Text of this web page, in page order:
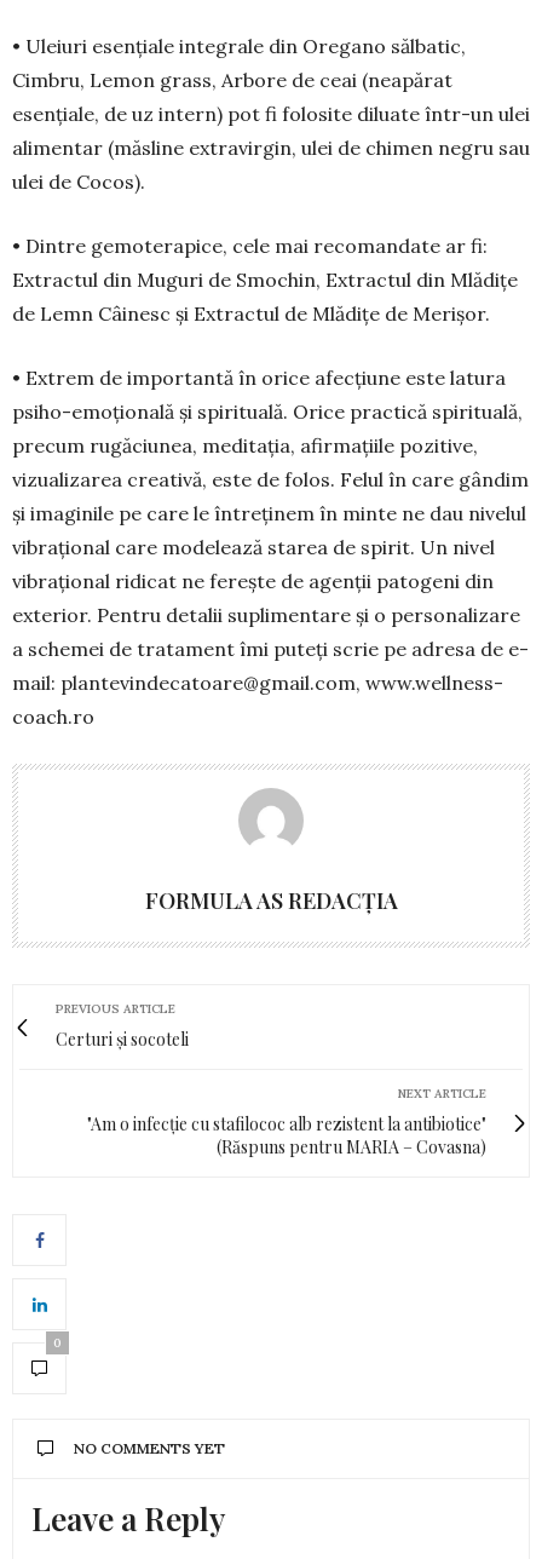
• Uleiuri esențiale integrale din Oregano săl­batic,
Cimbru, Lemon grass, Arbore de ceai (ne­a­părat
esențiale, de uz intern) pot fi folosite diluate într-un ulei
alimentar (măsline extravirgin, ulei de chimen negru sau
ulei de Cocos).
• Dintre gemoterapice, cele mai recomandate ar fi:
Extractul din Muguri de Smochin, Extractul din Mlădițe
de Lemn Câinesc și Extractul de Mlădițe de Merișor.
• Extrem de importantă în orice afecțiune este latura
psiho-emoțională și spirituală. Orice prac­ti­că spirituală,
precum rugăciunea, meditația, afir­ma­țiile pozitive,
vizualizarea creativă, este de folos. Fe­lul în care gândim
și imaginile pe care le în­tre­ținem în min­te ne dau nivelul
vibrațional care mo­delează starea de spirit. Un nivel
vibrațional ridicat ne ferește de agen­ții patogeni din
exterior. Pentru de­talii supli­men­tare și o personalizare
a schemei de tratament îmi puteți scrie pe adresa de e-
mail: plantevindecatoare@gmail.com, www.wellness-
coach.ro
FORMULA AS REDACȚIA
PREVIOUS ARTICLE
Certuri și socoteli
NEXT ARTICLE
"Am o infecție cu stafilococ alb rezistent la antibiotice"
(Răspuns pentru MARIA – Covasna)
0
NO COMMENTS YET
Leave a Reply